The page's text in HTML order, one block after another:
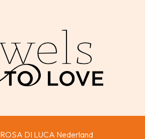
ROSA DI LUCA Nederland